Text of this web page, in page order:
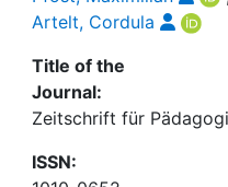
Artelt, Cordula
Title of the
Journal:
Zeitschrift für
ISSN: